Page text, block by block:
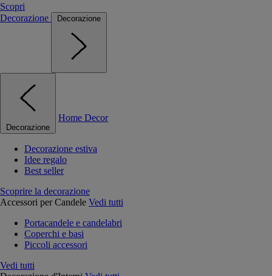
Scopri
Decorazione
Decorazione
Decorazione
Home Decor
Decorazione estiva
Idee regalo
Best seller
Scoprire la decorazione
Accessori per Candele Vedi tutti
Portacandele e candelabri
Coperchi e basi
Piccoli accessori
Vedi tutti